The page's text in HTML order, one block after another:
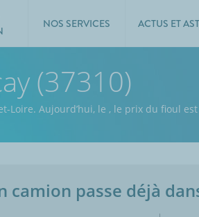
NOS SERVICES ACTUS ET
(37310)
Loire. Aujourd’hui, le , le prix du fioul
camion passe déjà